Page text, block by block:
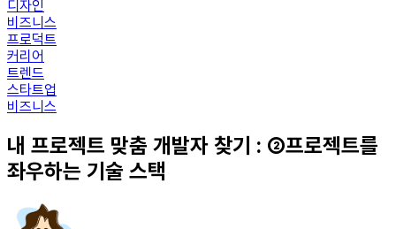
디자인
비즈니스
프로덕트
커리어
트렌드
스타트업
비즈니스
내 프로젝트 맞춤 개발자 찾기 : ②프로젝트를
좌우하는 기술 스택